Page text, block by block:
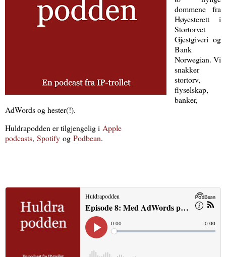
dommene fra
Høyesterett i
Stortorvet
Gjestgiveri og
Bank
Norwegian. Vi
snakker
stortorv,
flyselskap,
banker,
AdWords og hester(!).
Huldrapodden er tilgjengelig i Apple
podcasts, Spotify og Podbean.